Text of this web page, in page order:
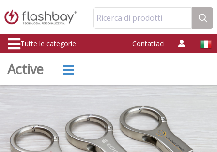
Ricerca di prodotti
Tutte le categorie Contattaci
Active